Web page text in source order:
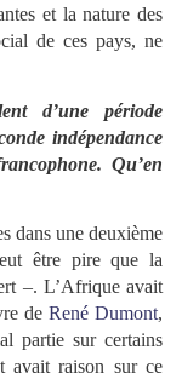
et la nature des
de ces pays, ne
d’une période
indépendance
Qu’en
dans une deuxième
être pire que la
–. L’Afrique avait
de René Dumont,
partie sur certains
avait raison sur ce